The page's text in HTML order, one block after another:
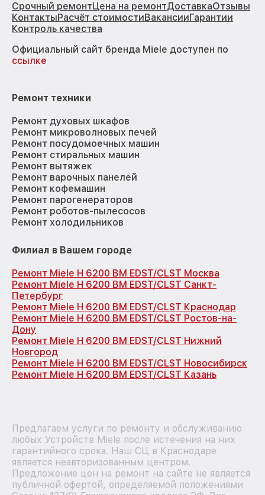
Срочный ремонтЦена на ремонтДоставкаОтзывы
КонтактыРасчёт стоимостиВакансииГарантии
Контроль качества
Официальный сайт бренда Miele доступен по
ссылке
Ремонт техники
Ремонт духовых шкафов
Ремонт микроволновых печей
Ремонт посудомоечных машин
Ремонт стиральных машин
Ремонт вытяжек
Ремонт варочных панелей
Ремонт кофемашин
Ремонт парогенераторов
Ремонт роботов-пылесосов
Ремонт холодильников
Филиал в Вашем городе
Ремонт Miele H 6200 BM EDST/CLST Москва
Ремонт Miele H 6200 BM EDST/CLST Санкт-
Петербург
Ремонт Miele H 6200 BM EDST/CLST Краснодар
Ремонт Miele H 6200 BM EDST/CLST Ростов-на-
Дону
Ремонт Miele H 6200 BM EDST/CLST Нижний
Новгород
Ремонт Miele H 6200 BM EDST/CLST Новосибирск
Ремонт Miele H 6200 BM EDST/CLST Казань
Предлагаем услуги по ремонту и обслуживанию
любых Устройств Miele после истечения на них
гарантийного срока. Наш СЦ в Краснодаре
является неавторизованным центром.
Предложение цен на ремонт на сайте не является
публичной офертой, определяемой положениями